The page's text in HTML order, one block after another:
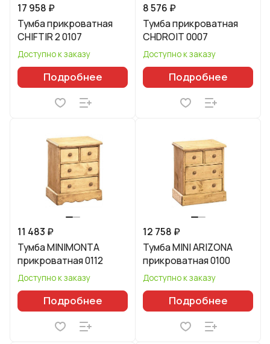
17 958 ₽
Тумба прикроватная
CHIFTIR 2 0107
Доступно к заказу
Подробнее
8 576 ₽
Тумба прикроватная
CHDROIT 0007
Доступно к заказу
Подробнее
11 483 ₽
Тумба MINIMONTA
прикроватная 0112
Доступно к заказу
Подробнее
12 758 ₽
Тумба MINI ARIZONA
прикроватная 0100
Доступно к заказу
Подробнее